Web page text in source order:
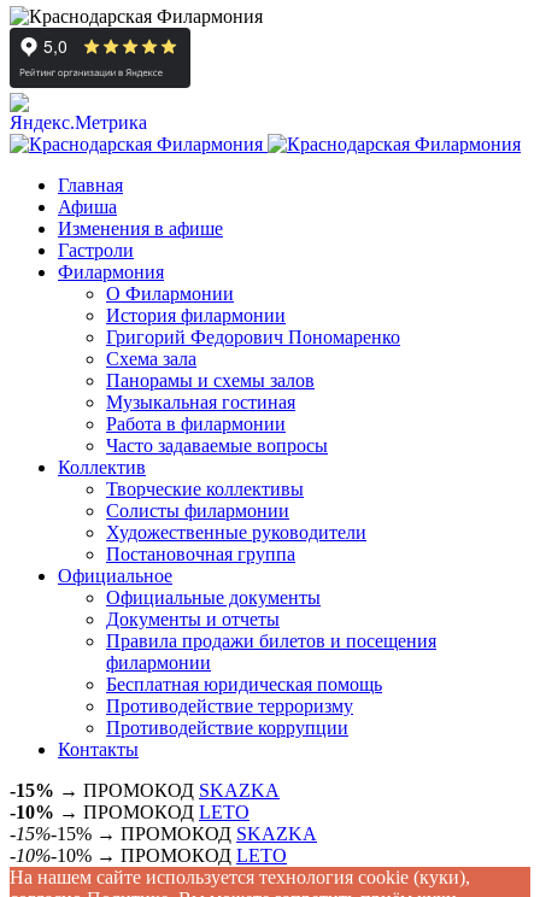
Главная
Афиша
Изменения в афише
Гастроли
Филармония
О Филармонии
История филармонии
Григорий Федорович Пономаренко
Схема зала
Панорамы и схемы залов
Музыкальная гостиная
Работа в филармонии
Часто задаваемые вопросы
Коллектив
Творческие коллективы
Солисты филармонии
Художественные руководители
Постановочная группа
Официальное
Официальные документы
Документы и отчеты
Правила продажи билетов и посещения
филармонии
Бесплатная юридическая помощь
Противодействие терроризму
Противодействие коррупции
Контакты
-15% → ПРОМОКОД SKAZKA
-10% → ПРОМОКОД LETO
-15%-15% → ПРОМОКОД SKAZKA
-10%-10% → ПРОМОКОД LETO
На нашем сайте используется технология cookie (куки),